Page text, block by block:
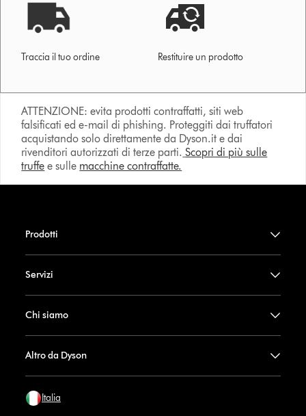
Traccia il tuo ordine Restituire un prodotto
ATTENZIONE: evita prodotti contraffatti, siti web
falsificati ed e-mail di phishing. Proteggiti dai truffatori
acquistando solo direttamente da Dyson.it e dai
rivenditori autorizzati di terze parti. Scopri di più sulle
truffe e sulle macchine contraffatte.
Prodotti
Servizi
Chi siamo
Altro da Dyson
Italia